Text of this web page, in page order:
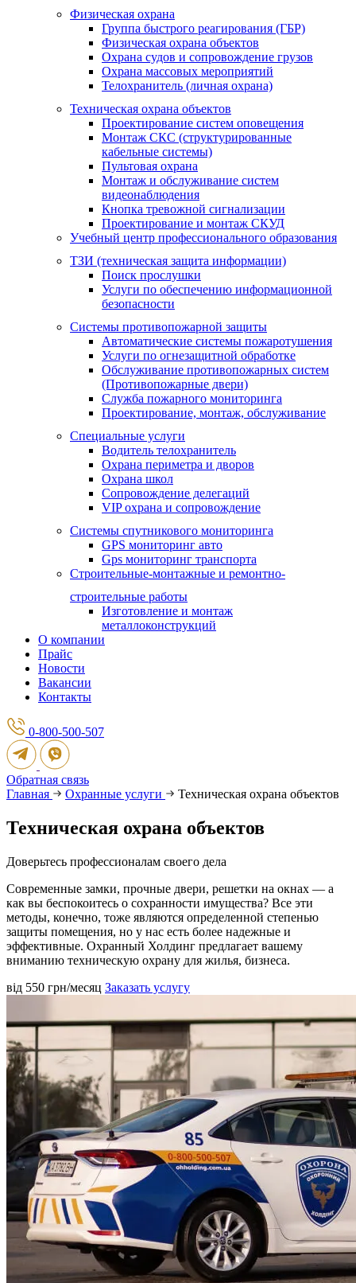
Физическая охрана
Группа быстрого реагирования (ГБР)
Физическая охрана объектов
Охрана судов и сопровождение грузов
Охрана массовых мероприятий
Телохранитель (личная охрана)
Техническая охрана объектов
Проектирование систем оповещения
Монтаж СКС (структурированные
кабельные системы)
Пультовая охрана
Монтаж и обслуживание систем
видеонаблюдения
Кнопка тревожной сигнализации
Проектирование и монтаж СКУД
Учебный центр профессионального образования
ТЗИ (техническая защита информации)
Поиск прослушки
Услуги по обеспечению информационной
безопасности
Системы противопожарной защиты
Автоматические системы пожаротушения
Услуги по огнезащитной обработке
Обслуживание противопожарных систем
(Противопожарные двери)
Служба пожарного мониторинга
Проектирование, монтаж, обслуживание
Специальные услуги
Водитель телохранитель
Охрана периметра и дворов
Охрана школ
Сопровождение делегаций
VIP охрана и сопровождение
Системы спутникового мониторинга
GPS мониторинг авто
Gps мониторинг транспорта
Строительные-монтажные и ремонтно-
строительные работы
Изготовление и монтаж
металлоконструкций
О компании
Прайс
Новости
Вакансии
Контакты
0-800-500-507
Обратная связь
Главная
Охранные услуги Техническая охрана объектов
Техническая охрана объектов
Доверьтесь профессионалам своего дела
Современные замки, прочные двери, решетки на окнах — а
как вы беспокоитесь о сохранности имущества? Все эти
методы, конечно, тоже являются определенной степенью
защиты помещения, но у нас есть более надежные и
эффективные. Охранный Холдинг предлагает вашему
вниманию техническую охрану для жилья, бизнеса.
від 550 грн/месяц Заказать услугу